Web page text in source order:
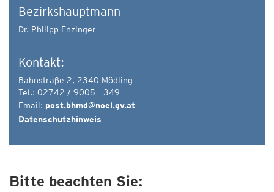
Bezirkshauptmann
Dr. Philipp Enzinger
Kontakt:
Bahnstraße 2, 2340 Mödling
Tel.: 02742 / 9005 - 349
Email: post.bhmd@noel.gv.at
Datenschutzhinweis
Bitte beachten Sie: